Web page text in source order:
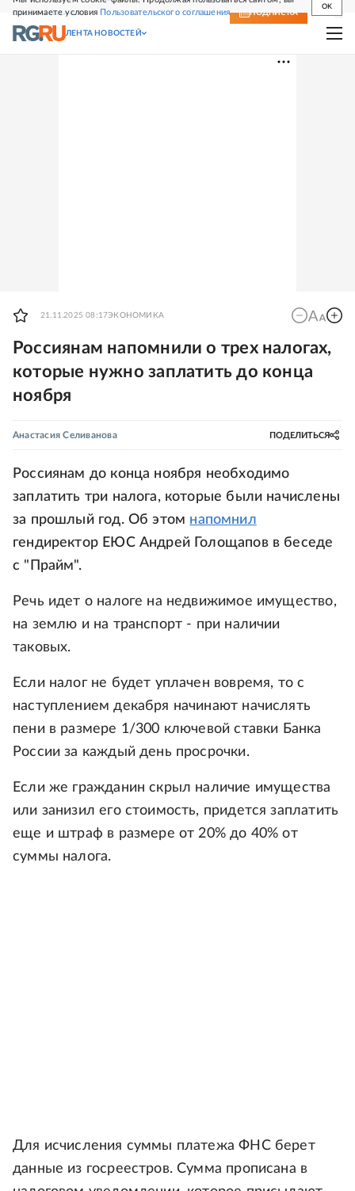
принимаете условия Пользовательского соглашения
OK
СВЕЖИЙ НОМЕР ПОДПИСКА
ЛЕНТА НОВОСТЕЙ
21.11.2025 08:17ЭКОНОМИКА
Россиянам напомнили о трех налогах,
которые нужно заплатить до конца
ноября
Анастасия Селиванова ПОДЕЛИТЬСЯ
Россиянам до конца ноября необходимо
заплатить три налога, которые были начислены
за прошлый год. Об этом напомнил
гендиректор ЕЮС Андрей Голощапов в беседе
с "Прайм".
Речь идет о налоге на недвижимое имущество,
на землю и на транспорт - при наличии
таковых.
Если налог не будет уплачен вовремя, то с
наступлением декабря начинают начислять
пени в размере 1/300 ключевой ставки Банка
России за каждый день просрочки.
Если же гражданин скрыл наличие имущества
или занизил его стоимость, придется заплатить
еще и штраф в размере от 20% до 40% от
суммы налога.
Для исчисления суммы платежа ФНС берет
данные из госреестров. Сумма прописана в